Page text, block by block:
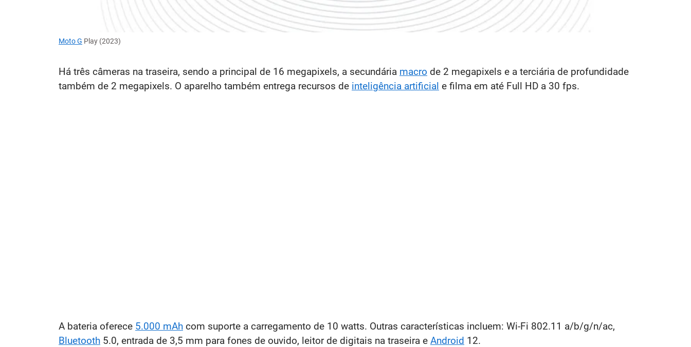
Moto G Play (2023)
Há três câmeras na traseira, sendo a principal de 16 megapixels, a secundária macro de 2 megapixels e a terciária de profundidade
também de 2 megapixels. O aparelho também entrega recursos de inteligência artificial e filma em até Full HD a 30 fps.
A bateria oferece 5.000 mAh com suporte a carregamento de 10 watts. Outras características incluem: Wi-Fi 802.11 a/b/g/n/ac,
Bluetooth 5.0, entrada de 3,5 mm para fones de ouvido, leitor de digitais na traseira e Android 12.